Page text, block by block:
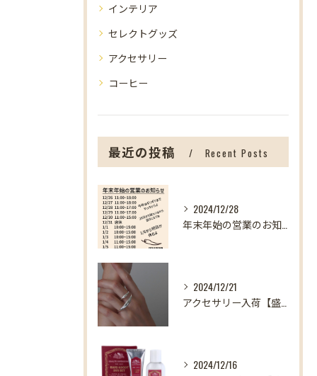
インテリア
セレクトグッズ
アクセサリー
コーヒー
最近の投稿 Recent Posts
2024/12/28
2024/12/21
2024/12/16